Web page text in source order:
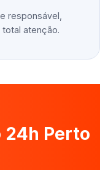
responsável,
atenção.
24h Perto